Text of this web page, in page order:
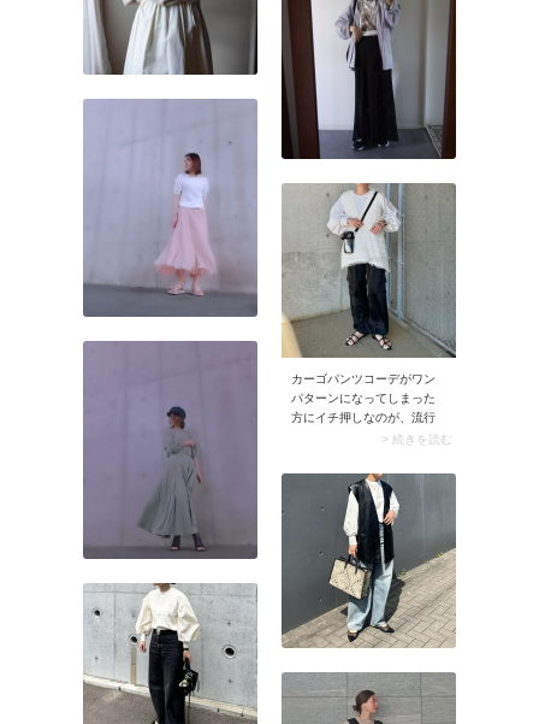
カーゴパンツコーデがワン
パターンになってしまった
方にイチ押しなのが、流行
りのベストを重ね着するこ
材などラインナップが豊富
なので、季節に合わせてチ
ョイスしてみましょう。い
つものコーデに重ねるだけ
でグッとあか抜けますよ。
> 続きを読む